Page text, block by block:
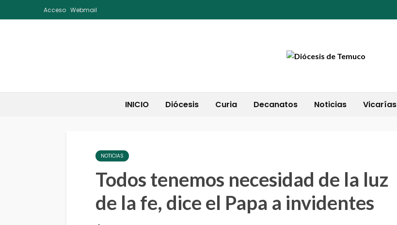
Acceso Webmail
INICIO Diócesis Curia Decanatos Noticias Vicarías
NOTICIAS
Todos tenemos necesidad de la luz
de la fe, dice el Papa a invidentes